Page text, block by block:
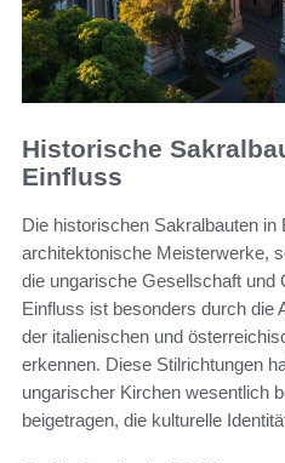
Historische
Einfluss
Die historischen Sakralbauten in
architektonische Meisterwerke,
die ungarische Gesellschaft und
Einfluss ist besonders durch die
der italienischen und
erkennen. Diese Stilrichtungen
ungarischer Kirchen wesentlich
beigetragen, die kulturelle